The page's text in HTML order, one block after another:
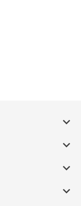



